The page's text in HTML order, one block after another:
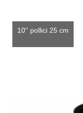
10'' pollici 25 cm